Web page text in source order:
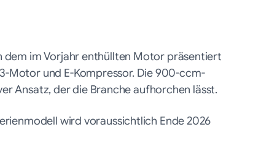
dem im Vorjahr enthüllten Motor präsentiert
Motor und E-Kompressor. Die 900-ccm-
Ansatz, der die Branche aufhorchen lässt.
wird voraussichtlich Ende 2026